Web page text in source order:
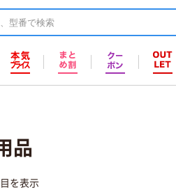
品
を表示